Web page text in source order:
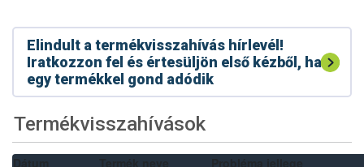
Elindult a termékvisszahívás hírlevél!
Iratkozzon fel és értesüljön első kézből, ha
egy termékkel gond adódik
Termékvisszahívások